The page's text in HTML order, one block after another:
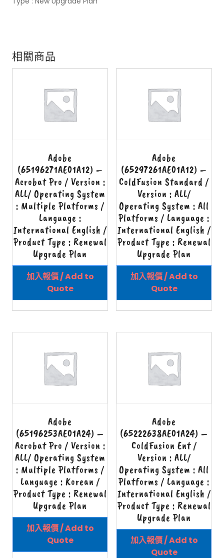
相關商品
Adobe
(65196271AE01A12) –
Acrobat Pro / Version :
ALL/ Operating System
: Multiple Platforms /
Language :
International English /
Product Type : Renewal
Upgrade Plan
加入報價 / Add to
Quote
Adobe
(65297261AE01A12) –
ColdFusion Standard /
Version : ALL/
Operating System : All
Platforms / Language :
International English /
Product Type : Renewal
Upgrade Plan
加入報價 / Add to
Quote
Adobe
(65196253AE01A24) –
Acrobat Pro / Version :
ALL/ Operating System
: Multiple Platforms /
Language : Korean /
Product Type : Renewal
Upgrade Plan
加入報價 / Add to
Quote
Adobe
(65222638AE01A24) –
ColdFusion Ent /
Version : ALL/
Operating System : All
Platforms / Language :
International English /
Product Type : Renewal
Upgrade Plan
加入報價 / Add to
Quote